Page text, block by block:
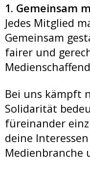
1. Gemeinsam
Jedes Mitglied
Gemeinsam
fairer und
Bei uns kämpft
Solidarität
füreinander
deine
Medienbranche